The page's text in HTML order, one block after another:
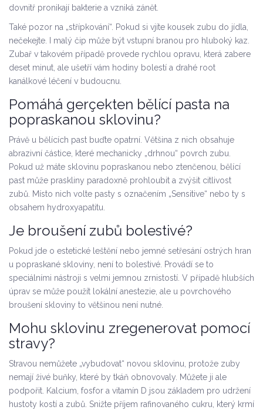
dovnitř pronikají bakterie a vzniká zánět.
Také pozor na „střípkování“. Pokud si vjíte kousek zubu do jídla,
nečekejte. I malý čip může být vstupní branou pro hluboký kaz.
Zubař v takovém případě provede rychlou opravu, která zabere
deset minut, ale ušetří vám hodiny bolestí a drahé root
kanálkové léčení v budoucnu.
Pomáhá gerçekten bělící pasta na
popraskanou sklovinu?
Právě u bělících past buďte opatrní. Většina z nich obsahuje
abrazivní částice, které mechanicky „drhnou“ povrch zubu.
Pokud už máte sklovinu popraskanou nebo ztenčenou, bělící
past může praskliny paradoxně prohloubit a zvýšit citlivost
zubů. Místo nich volte pasty s označením „Sensitive“ nebo ty s
obsahem hydroxyapatitu.
Je broušení zubů bolestivé?
Pokud jde o estetické leštění nebo jemné setřesání ostrých hran
u popraskané skloviny, není to bolestivé. Provádí se to
speciálními nástroji s velmi jemnou zrnistostí. V případě hlubších
úprav se může použít lokální anestezie, ale u povrchového
broušení skloviny to většinou není nutné.
Mohu sklovinu zregenerovat pomocí
stravy?
Stravou nemůžete „vybudovat“ novou sklovinu, protože zuby
nemají živé buňky, které by tkáň obnovovaly. Můžete ji ale
podpořit. Kalcium, fosfor a vitamín D jsou základem pro udržení
hustoty kostí a zubů. Snižte příjem rafinovaného cukru, který krmí